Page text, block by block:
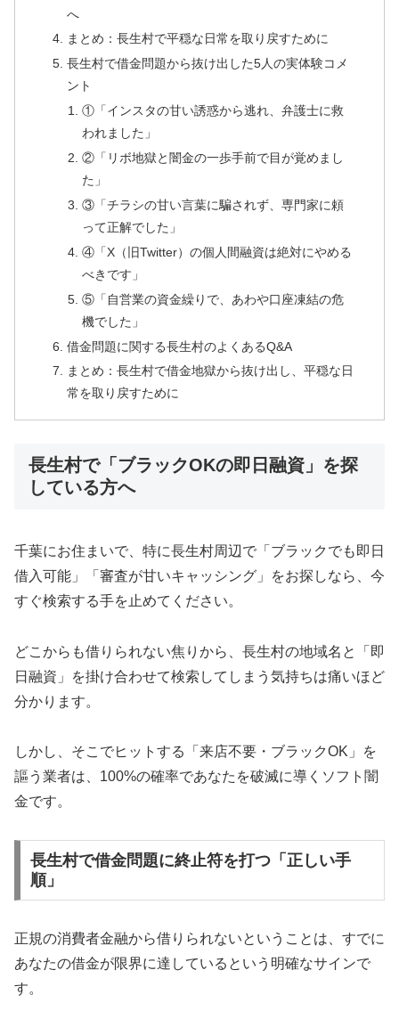
へ
まとめ：長生村で平穏な日常を取り戻すために
長生村で借金問題から抜け出した5人の実体験コメ
ント
①「インスタの甘い誘惑から逃れ、弁護士に救
われました」
②「リボ地獄と闇金の一歩手前で目が覚めまし
た」
③「チラシの甘い言葉に騙されず、専門家に頼
って正解でした」
④「X（旧Twitter）の個人間融資は絶対にやめる
べきです」
⑤「自営業の資金繰りで、あわや口座凍結の危
機でした」
借金問題に関する長生村のよくあるQ&A
まとめ：長生村で借金地獄から抜け出し、平穏な日
常を取り戻すために
長生村で「ブラックOKの即日融資」を探
している方へ
千葉にお住まいで、特に長生村周辺で「ブラックでも即日
借入可能」「審査が甘いキャッシング」をお探しなら、今
すぐ検索する手を止めてください。
どこからも借りられない焦りから、長生村の地域名と「即
日融資」を掛け合わせて検索してしまう気持ちは痛いほど
分かります。
しかし、そこでヒットする「来店不要・ブラックOK」を
謳う業者は、100%の確率であなたを破滅に導くソフト闇
金です。
長生村で借金問題に終止符を打つ「正しい手
順」
正規の消費者金融から借りられないということは、すでに
あなたの借金が限界に達しているという明確なサインで
す。